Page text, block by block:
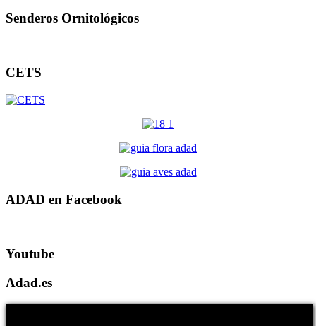
Senderos Ornitológicos
CETS
ADAD en Facebook
Youtube
Adad.es